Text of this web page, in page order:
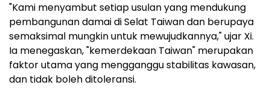
"Kami menyambut setiap usulan yang mendukung
pembangunan damai di Selat Taiwan dan berupaya
semaksimal mungkin untuk mewujudkannya," ujar Xi.
Ia menegaskan, "kemerdekaan Taiwan" merupakan
faktor utama yang mengganggu stabilitas kawasan,
dan tidak boleh ditoleransi.